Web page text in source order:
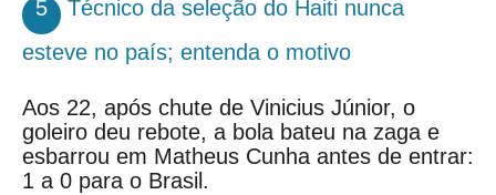
5
Técnico da seleção do Haiti nunca
esteve no país; entenda o motivo
Aos 22, após chute de Vinicius Júnior, o
goleiro deu rebote, a bola bateu na zaga e
esbarrou em Matheus Cunha antes de entrar:
1 a 0 para o Brasil.